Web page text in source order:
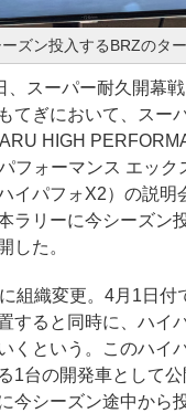
ズン投入するBRZのタ
スーパー耐久開幕
てぎにおいて、スー
HIGH
フォーマンス エック
イパフォX2）の説明
ラリーに今シーズン
した。
組織変更。4月1日付
すると同時に、ハイ
くという。このハイ
1台の開発車として
今シーズン途中から